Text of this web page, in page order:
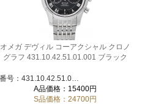
オメガ デヴィル コーアクシャル クロノ
グラフ 431.10.42.51.01.001 ブラック
A品価格：15400円
S品価格：24700円